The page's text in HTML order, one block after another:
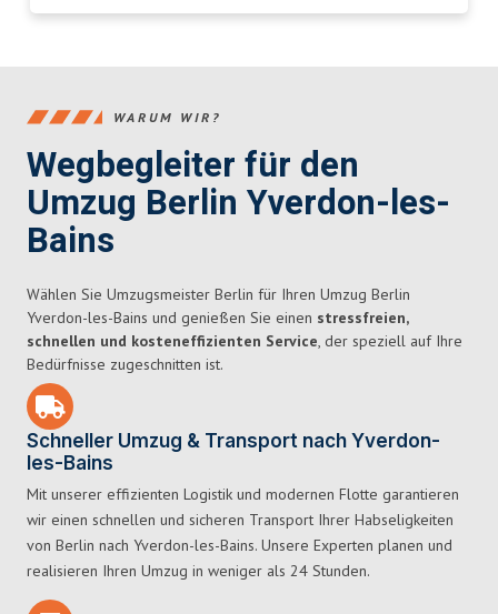
WARUM WIR?
Wegbegleiter für den
Umzug Berlin Yverdon-les-
Bains
Wählen Sie Umzugsmeister Berlin für Ihren Umzug Berlin
Yverdon-les-Bains und genießen Sie einen stressfreien,
schnellen und kosteneffizienten Service, der speziell auf Ihre
Bedürfnisse zugeschnitten ist.
Schneller Umzug & Transport nach Yverdon-
les-Bains
Mit unserer effizienten Logistik und modernen Flotte garantieren
wir einen schnellen und sicheren Transport Ihrer Habseligkeiten
von Berlin nach Yverdon-les-Bains. Unsere Experten planen und
realisieren Ihren Umzug in weniger als 24 Stunden.